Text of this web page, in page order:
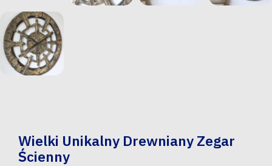
Wielki Unikalny Drewniany Zegar
Ścienny